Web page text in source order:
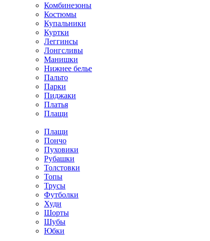
Комбинезоны
Костюмы
Купальники
Куртки
Леггинсы
Лонгсливы
Манишки
Нижнее белье
Пальто
Парки
Пиджаки
Платья
Плащи
Плащи
Пончо
Пуховики
Рубашки
Толстовки
Топы
Трусы
Футболки
Худи
Шорты
Шубы
Юбки